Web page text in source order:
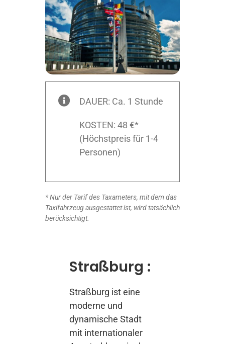
DAUER: Ca. 1 Stunde
KOSTEN: 48 €*
(Höchstpreis für 1-4
Personen)
* Nur der Tarif des Taxameters, mit dem das
Taxifahrzeug ausgestattet ist, wird tatsächlich
berücksichtigt.
Straßburg :
Straßburg ist eine
moderne und
dynamische Stadt
mit internationaler